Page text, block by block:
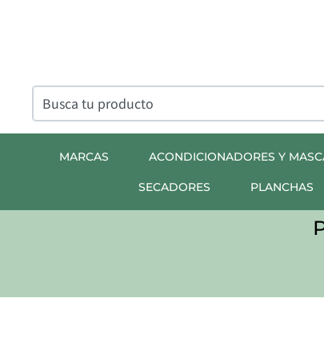
MARCAS ACONDICIONADORES Y
SECADORES PLANCHAS